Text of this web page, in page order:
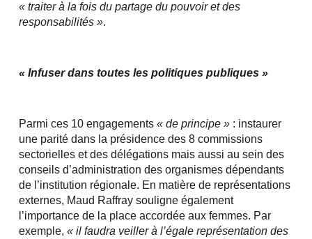
« traiter à la fois du partage du pouvoir et des
responsabilités ».
« Infuser dans toutes les politiques publiques »
Parmi ces 10 engagements « de principe »: instaurer
une parité dans la présidence des 8 commissions
sectorielles et des délégations mais aussi au sein des
conseils d’administration des organismes dépendants
de l’institution régionale. En matière de représentations
externes, Maud Raffray souligne également
l’importance de la place accordée aux femmes. Par
exemple, « il faudra veiller à l’égale représentation des